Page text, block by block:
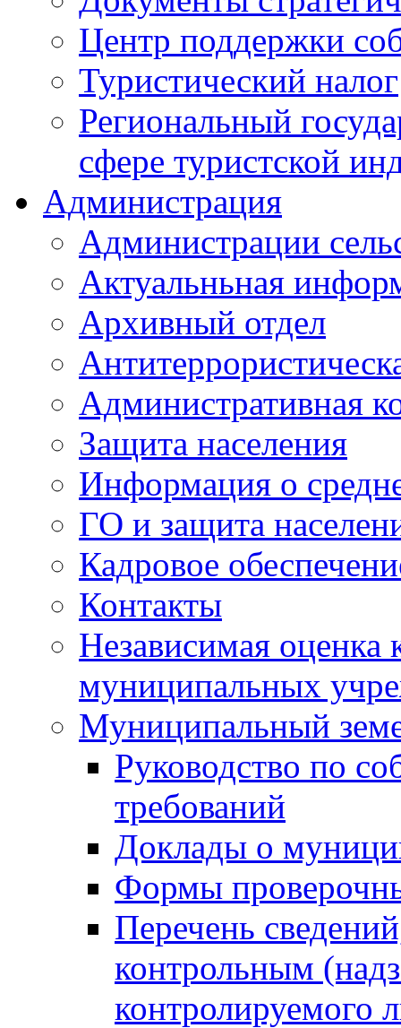
Центр поддержки
Туристический налог
Региональный
сфере туристской
Администрация
Администрации
Актуальньная
Архивный отдел
Административная
Защита населения
Информация о
ГО и защита
Кадровое
Контакты
Независимая оценка
муниципальных
Муниципальный
Руководство по
требований
Доклады о
Формы
Перечень
контрольным
контролируемого